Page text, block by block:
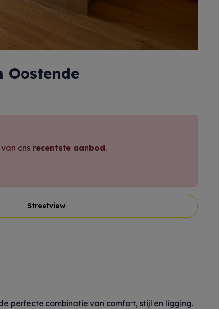
ons recentste aanbod.
Streetview
perfecte combinatie van comfort, stijl en ligging.